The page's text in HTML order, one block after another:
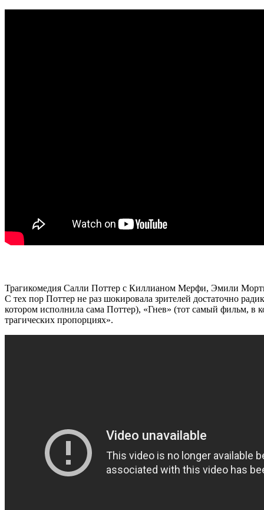
Трагикомедия Салли Поттер с Киллианом Мерфи, Эмили
С тех пор Поттер не раз шокировала зрителей достаточно
котором исполнила сама Поттер), «Гнев» (тот самый фильм, в
трагических пропорциях».